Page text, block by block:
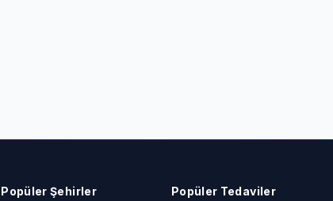
Popüler Şehirler Popüler Tedaviler